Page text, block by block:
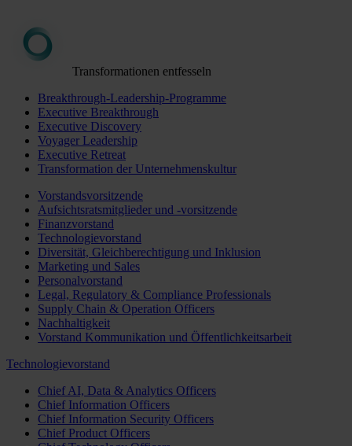
Transformationen entfesseln
Breakthrough-Leadership-Programme
Executive Breakthrough
Executive Discovery
Voyager Leadership
Executive Retreat
Transformation der Unternehmenskultur
Vorstandsvorsitzende
Aufsichtsratsmitglieder und -vorsitzende
Finanzvorstand
Technologievorstand
Diversität, Gleichberechtigung und Inklusion
Marketing und Sales
Personalvorstand
Legal, Regulatory & Compliance Professionals
Supply Chain & Operation Officers
Nachhaltigkeit
Vorstand Kommunikation und Öffentlichkeitsarbeit
Technologievorstand
Chief AI, Data & Analytics Officers
Chief Information Officers
Chief Information Security Officers
Chief Product Officers